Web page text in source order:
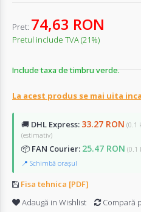
Pret: 74,63 RON
Pretul include TVA (21%)
Include taxa de timbru verde.
La acest produs se mai uita inca
🚚 DHL Express: 33.27 RON (0.1
(estimativ)
📦 FAN Courier: 25.47 RON (0.1
📍 Schimbă orașul
Fisa tehnica [PDF]
Adaugă in Wishlist
Compară